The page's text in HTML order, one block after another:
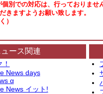
別での対応は、行っておりません
ますようお願い致します。
）
ース関連
News days
α
News イット!